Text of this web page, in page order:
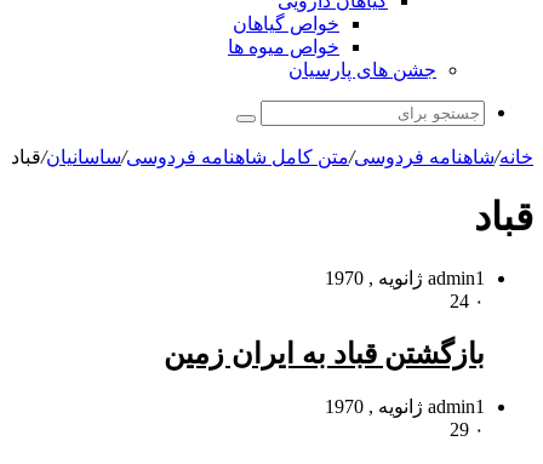
خواص گیاهان
خواص میوه ها
جشن های پارسیان
جستجو
برای
خانه/شاهنامه فردوسی/متن کامل شاهنامه فردوسی/ساسانیان/قباد
قباد
admin1 ژانویه , 1970
۰
بازگشتن قباد به ایران زمین
admin1 ژانویه , 1970
۰